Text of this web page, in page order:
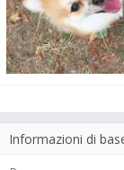
Informazioni di